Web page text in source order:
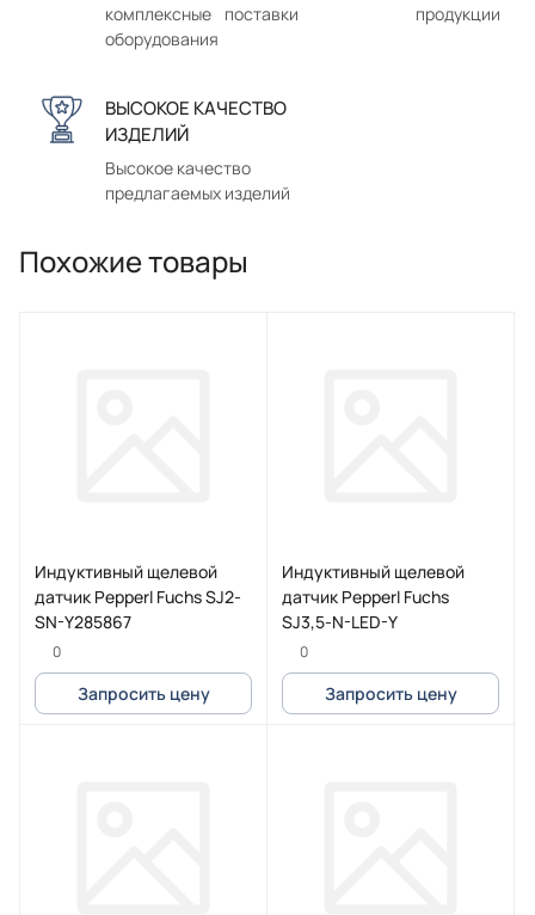
комплексные поставки
оборудования
продукции
ВЫСОКОЕ КАЧЕСТВО
ИЗДЕЛИЙ
Высокое качество
предлагаемых изделий
Похожие товары
Индуктивный щелевой
датчик Pepperl Fuchs SJ2-
SN-Y285867
0
Запросить цену
Индуктивный щелевой
датчик Pepperl Fuchs
SJ3,5-N-LED-Y
0
Запросить цену